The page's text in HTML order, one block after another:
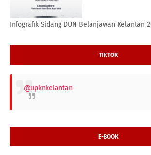
Infografik Sidang DUN Belanjawan Kelantan
TIKTOK
@upknkelantan
E-BOOK